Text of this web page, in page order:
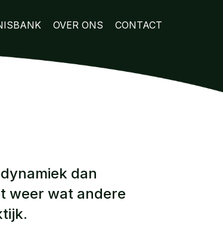
OVER ONS CONTACT
dan
weer wat andere